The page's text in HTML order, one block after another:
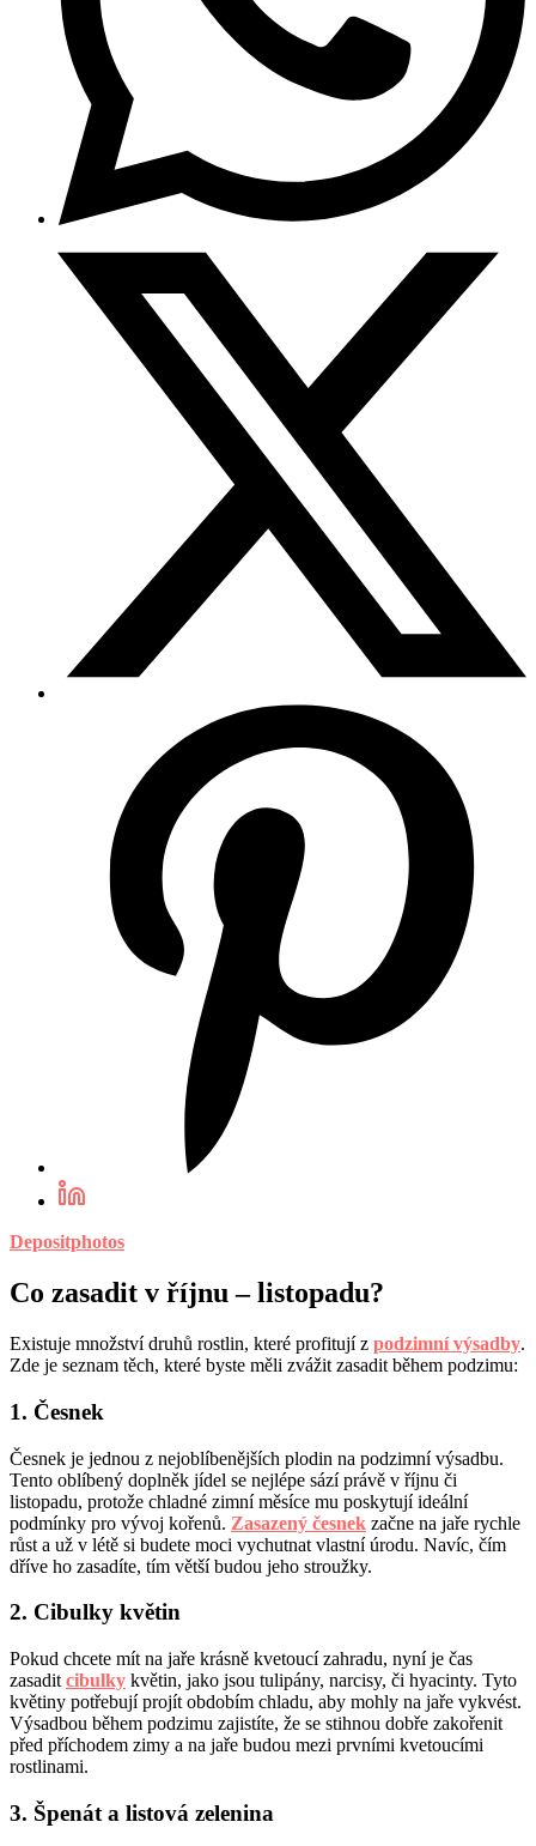
Depositphotos
Co zasadit v říjnu – listopadu?
Existuje množství druhů rostlin, které profitují z podzimní výsadby.
Zde je seznam těch, které byste měli zvážit zasadit během podzimu:
1. Česnek
Česnek je jednou z nejoblíbenějších plodin na podzimní výsadbu.
Tento oblíbený doplněk jídel se nejlépe sází právě v říjnu či
listopadu, protože chladné zimní měsíce mu poskytují ideální
podmínky pro vývoj kořenů. Zasazený česnek začne na jaře rychle
růst a už v létě si budete moci vychutnat vlastní úrodu. Navíc, čím
dříve ho zasadíte, tím větší budou jeho stroužky.
2. Cibulky květin
Pokud chcete mít na jaře krásně kvetoucí zahradu, nyní je čas
zasadit cibulky květin, jako jsou tulipány, narcisy, či hyacinty. Tyto
květiny potřebují projít obdobím chladu, aby mohly na jaře vykvést.
Výsadbou během podzimu zajistíte, že se stihnou dobře zakořenit
před příchodem zimy a na jaře budou mezi prvními kvetoucími
rostlinami.
3. Špenát a listová zelenina